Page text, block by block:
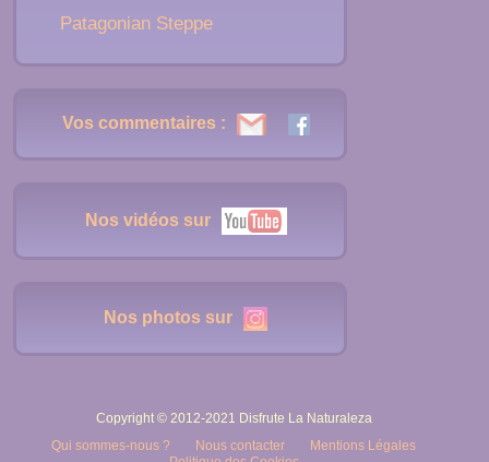
Patagonian Steppe
Vos commentaires :
Nos vidéos sur
Nos photos sur
Copyright © 2012-2021 Disfrute La Naturaleza
Qui sommes-nous ?
Nous contacter
Mentions Légales